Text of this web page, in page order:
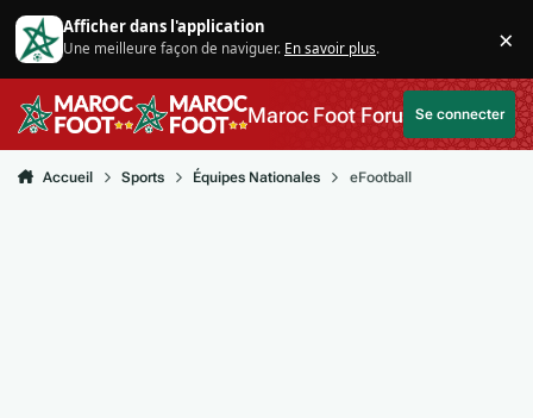
Aller au contenu
Afficher dans l'application
Une meilleure façon de naviguer. En savoir plus. ×
Maroc Foot ForumSe connecter
Accueil Sports Équipes Nationales eFootball